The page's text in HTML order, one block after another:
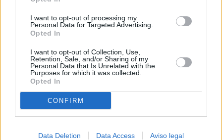
I want to opt-out of processing my
Personal Data for Targeted Advertising.
Opted In
I want to opt-out of Collection, Use,
Retention, Sale, and/or Sharing of my
Personal Data that Is Unrelated with the
Purposes for which it was collected.
Opted In
CONFIRM
Data Deletion Data Access Aviso legal